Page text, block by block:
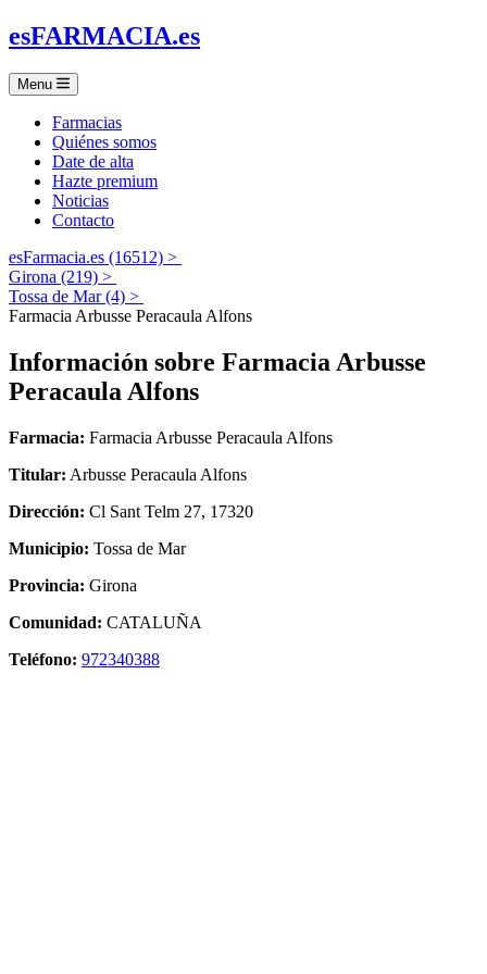
esFARMACIA.es
Menu
Farmacias
Quiénes somos
Date de alta
Hazte premium
Noticias
Contacto
esFarmacia.es (16512) >
Girona (219) >
Tossa de Mar (4) >
Farmacia Arbusse Peracaula Alfons
Información sobre Farmacia Arbusse
Peracaula Alfons
Farmacia: Farmacia Arbusse Peracaula Alfons
Titular: Arbusse Peracaula Alfons
Dirección: Cl Sant Telm 27, 17320
Municipio: Tossa de Mar
Provincia: Girona
Comunidad: CATALUÑA
Teléfono: 972340388